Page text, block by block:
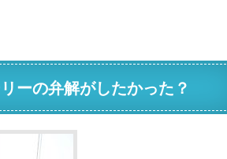
ーの弁解がしたかった？